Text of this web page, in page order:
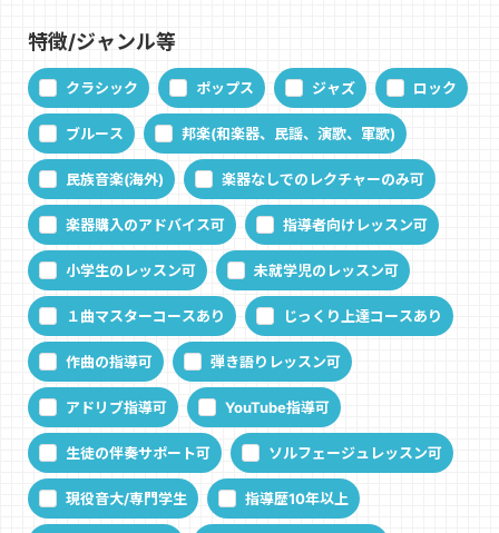
特徴/ジャンル等
クラシック ポップス ジャズ ロック
ブルース 邦楽(和楽器、民謡、演歌、軍歌)
民族音楽(海外) 楽器なしでのレクチャーのみ可
楽器購入のアドバイス可 指導者向けレッスン可
小学生のレッスン可 未就学児のレッスン可
１曲マスターコースあり じっくり上達コースあり
作曲の指導可 弾き語りレッスン可
アドリブ指導可 YouTube指導可
生徒の伴奏サポート可 ソルフェージュレッスン可
現役音大/専門学生 指導歴10年以上